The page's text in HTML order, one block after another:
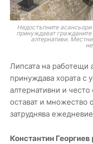
Недостъпните
принуждават
алтернативи.
Липсата на работещи
принуждава хората с
алтернативни и
остават и множество
затруднява
Константин Георгиев